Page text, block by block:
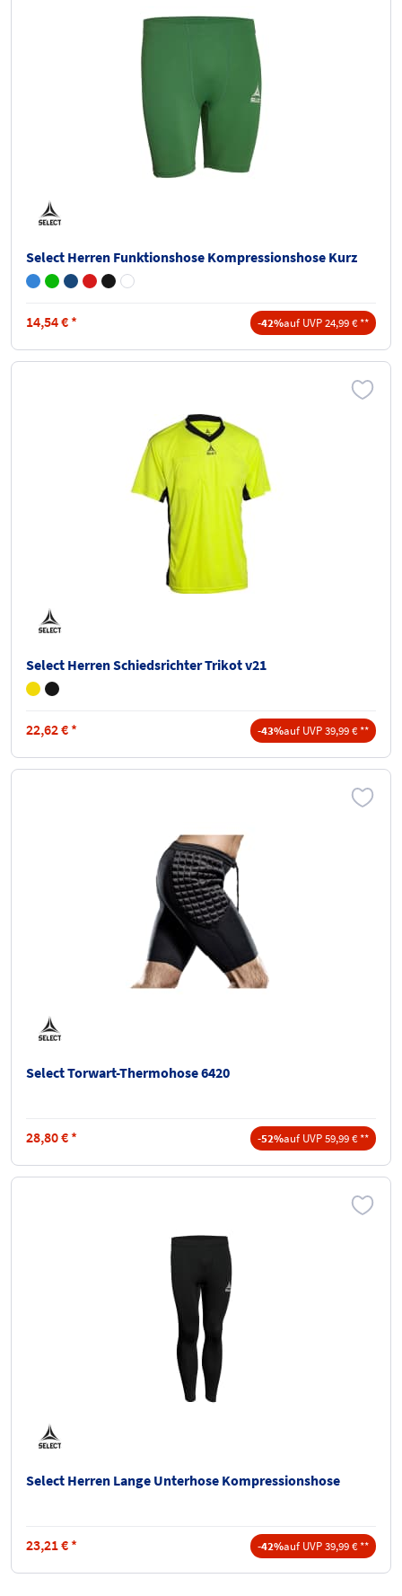
Select Herren Funktionshose Kompressionshose Kurz
14,54€ * -42%auf UVP 24,99 € **
Select Herren Schiedsrichter Trikot v21
22,62€ * -43%auf UVP 39,99 € **
Select Torwart-Thermohose 6420
28,80€ * -52%auf UVP 59,99 € **
Select Herren Lange Unterhose Kompressionshose
23,21€ * -42%auf UVP 39,99 € **